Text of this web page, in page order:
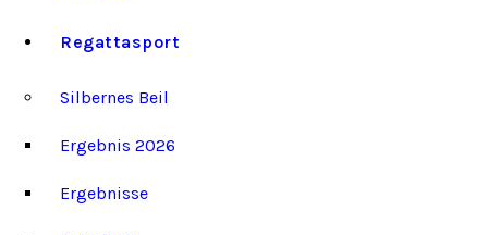
Regattasport
Silbernes Beil
Ergebnis 2026
Ergebnisse